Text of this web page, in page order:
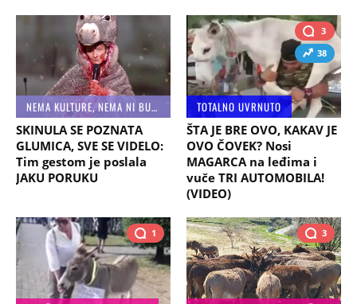
NEMA KULTURE, NEMA NI BUDUĆNOSTI!
SKINULA SE POZNATA
GLUMICA, SVE SE VIDELO:
Tim gestom je poslala
JAKU PORUKU
3
38
TOTALNO UVRNUTO
ŠTA JE BRE OVO, KAKAV JE
OVO ČOVEK? Nosi
MAGARCA na leđima i
vuče TRI AUTOMOBILA!
(VIDEO)
1 3